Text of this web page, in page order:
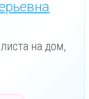
на дом,